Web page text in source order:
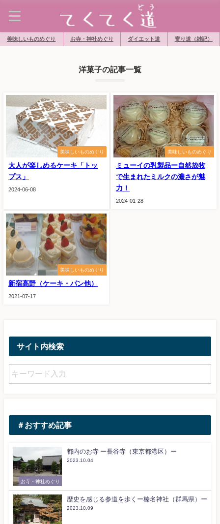
美味しいものめぐり お寺・神社めぐり ダイエット道 寄り道（雑記）
洋菓子の記事一覧
美味しいものめぐり
大人が楽しめるケーキ「トッ
プス」
2024-06-08
美味しいものめぐり
ミューイの乳製品ー自然放牧
で生まれたミルクの濃さが魅
力！
2024-01-28
美味しいものめぐり
新宿高野（ケーキ・パン他）
2021-07-17
サイト内検索
＃おすすめ記事
お寺・神社めぐり
都内のお寺 ー長谷寺（東京都港区）ー
2023.10.04
歴史を感じる参道を歩くー榛名神社（群馬県）ー
2023.10.09